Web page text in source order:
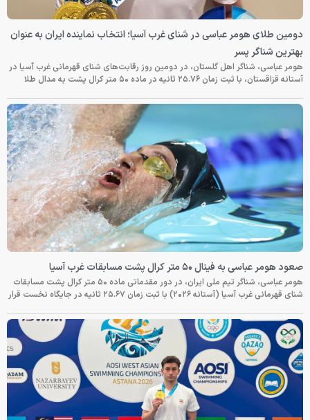
دومین طلای هومر عباسی در شنای غرب آسیا؛ انتخاب نماینده ایران به عنوان
بهترین شناگر پسر
هومر عباسی، شناگر اهل گلستان، در دومین روز رقابت‌های شنای قهرمانی غرب آسیا در
آستانه قزاقستان، با ثبت زمان ۲۵.۷۶ ثانیه در ماده ۵۰ متر کرال پشت به مدال طلا
صعود هومر عباسی به فینال ۵۰ متر کرال پشت مسابقات غرب آسیا
هومر عباسی، شناگر تیم ملی ایران، در دور مقدماتی ماده ۵۰ متر کرال پشت مسابقات
شنای قهرمانی غرب آسیا (آستانه ۲۰۲۶) با ثبت زمان ۲۵.۶۷ ثانیه در جایگاه نخست قرار